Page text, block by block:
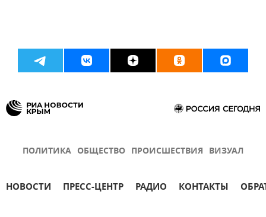
ПОЛИТИКА ОБЩЕСТВО ПРОИСШЕСТВИЯ ВИЗУАЛ
НОВОСТИ ПРЕСС-ЦЕНТР РАДИО КОНТАКТЫ